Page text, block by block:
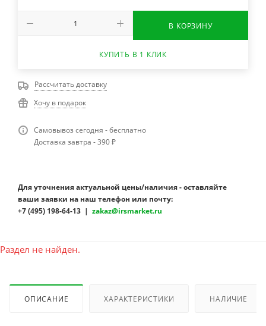
В КОРЗИНУ
КУПИТЬ В 1 КЛИК
Рассчитать доставку
Хочу в подарок
Самовывоз сегодня - бесплатно
Доставка завтра - 390 ₽
Для уточнения актуальной цены/наличия - оставляйте
ваши заявки на наш телефон или почту:
+7 (495) 198-64-13 | zakaz@irsmarket.ru
Раздел не найден.
ОПИСАНИЕ ХАРАКТЕРИСТИКИ НАЛИЧИЕ